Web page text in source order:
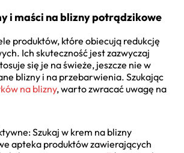
i maści na blizny potrądzikowe
produktów, które obiecują redukcję
Ich skuteczność jest zazwyczaj
się je na świeże, jeszcze nie w
blizny i na przebarwienia. Szukając
na blizny, warto zwracać uwagę na
Szukaj w krem na blizny
apteka produktów zawierających